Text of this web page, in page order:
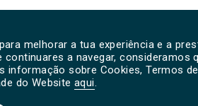
melhorar a tua experiência e a
continuares a navegar, consideramos
informação sobre Cookies, Termos
do Website aqui.